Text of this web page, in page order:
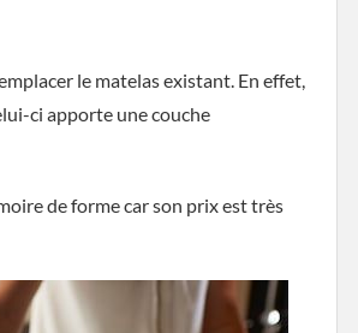
le matelas existant. En effet,
ci apporte une couche
de forme car son prix est très